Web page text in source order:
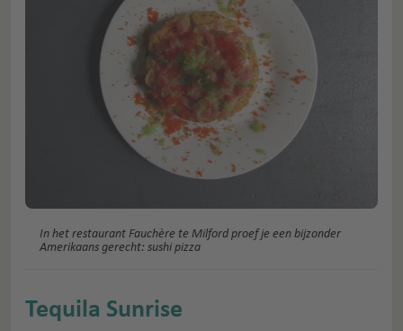
In het restaurant Fauchère te Milford proef je een bijzonder
Amerikaans gerecht: sushi pizza
Tequila Sunrise